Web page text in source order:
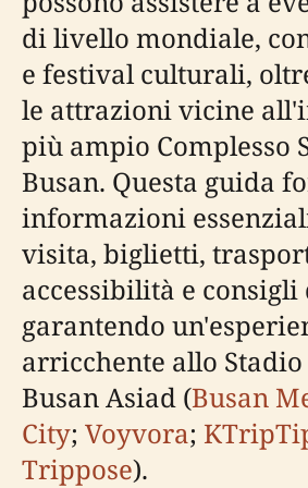
di livello mondiale,
e festival culturali,
le attrazioni vicine
più ampio Complesso
Busan. Questa guida
informazioni
visita, biglietti,
accessibilità e
garantendo
arricchente allo
Busan Asiad (Busan
City; Voyvora;
Trippose).